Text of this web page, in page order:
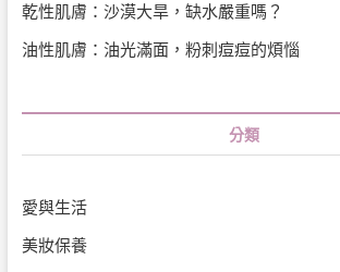
乾性肌膚：沙漠大旱，缺水嚴重嗎？
油性肌膚：油光滿面，粉刺痘痘的煩惱
分類
愛與生活
美妝保養